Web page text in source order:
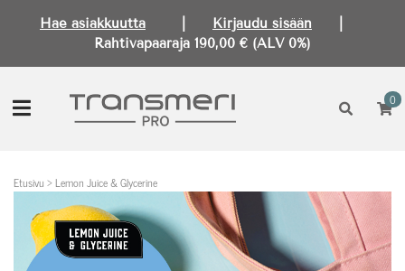
Hae asiakkuutta Kirjaudu sisään
Rahtivapaaraja 190,00 € (ALV 0%)
0
Etusivu >Lemon Juice & Glycerine